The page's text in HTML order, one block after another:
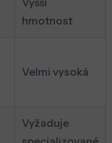
hmotnost
Velmi vysoká
Vyžaduje